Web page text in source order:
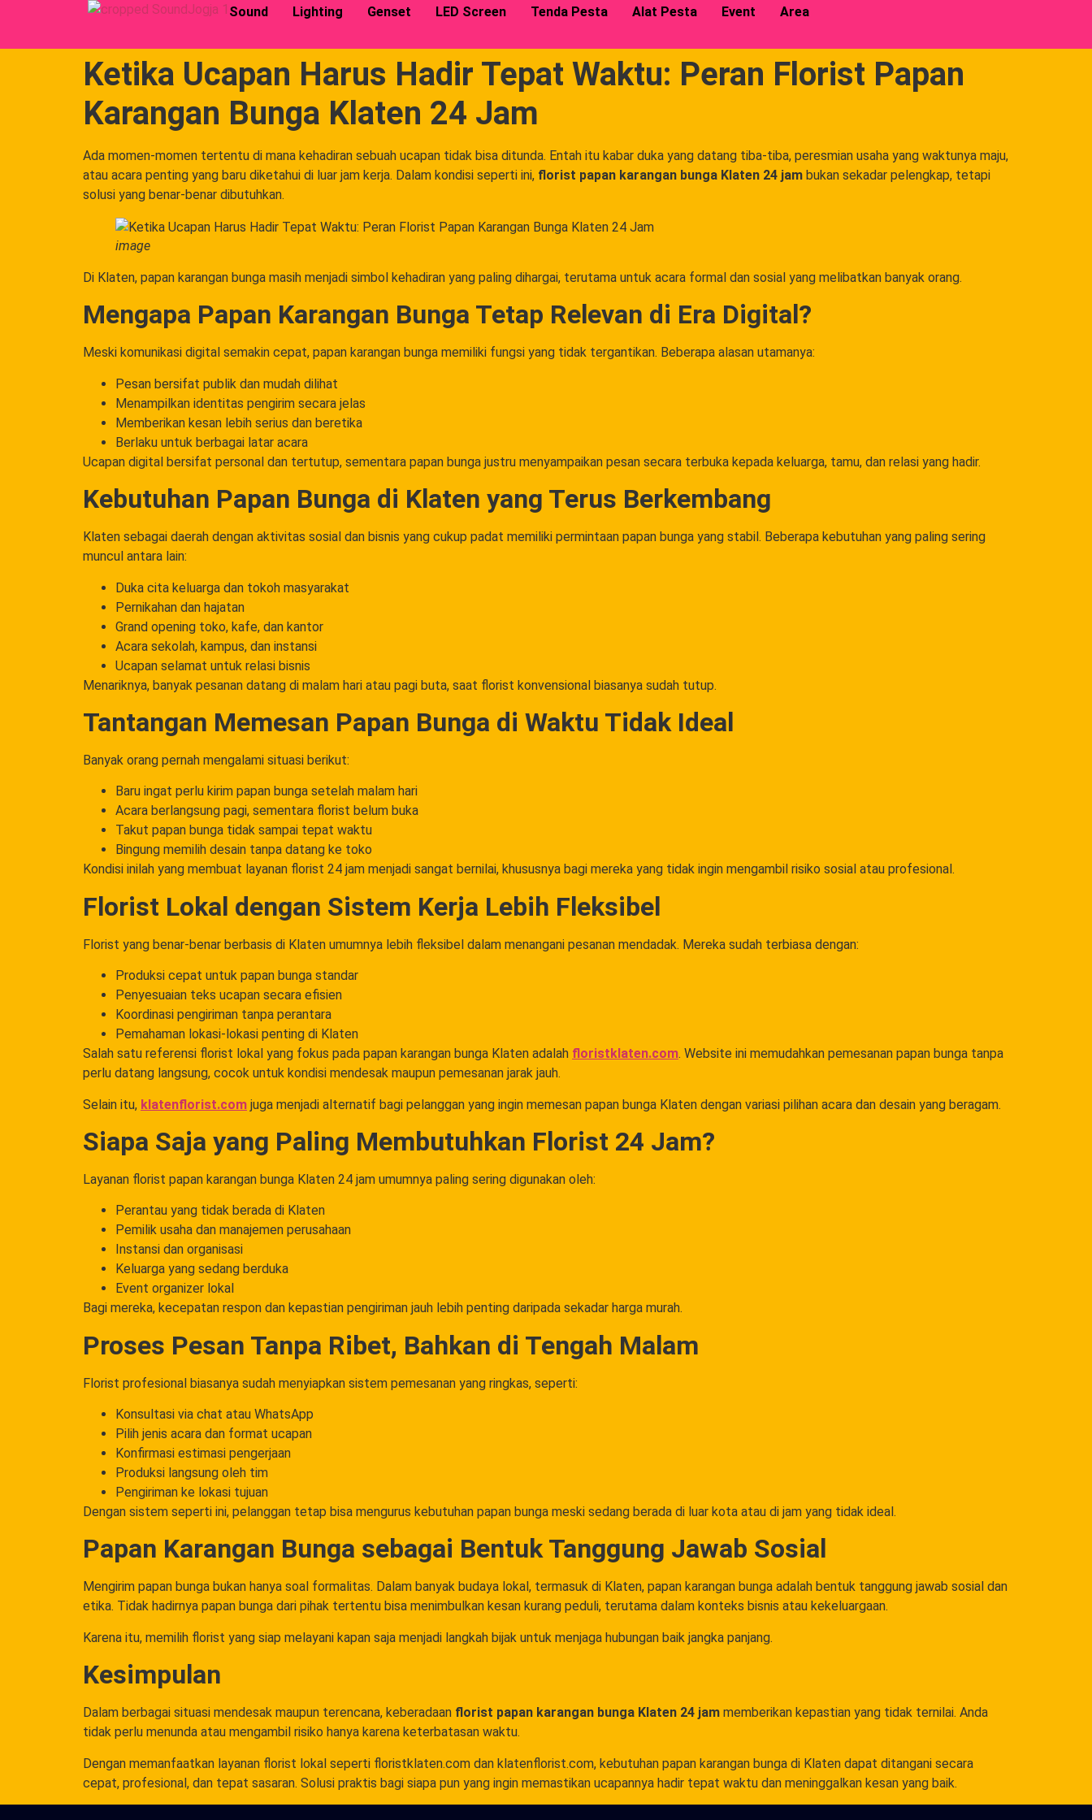
Sound Lighting Genset LED Screen Tenda Pesta Alat Pesta Event Area
Ketika Ucapan Harus Hadir Tepat Waktu: Peran Florist Papan
Karangan Bunga Klaten 24 Jam
Ada momen-momen tertentu di mana kehadiran sebuah ucapan tidak bisa ditunda. Entah itu kabar duka yang datang tiba-tiba, peresmian usaha yang waktunya maju,
atau acara penting yang baru diketahui di luar jam kerja. Dalam kondisi seperti ini, florist papan karangan bunga Klaten 24 jam bukan sekadar pelengkap, tetapi
solusi yang benar-benar dibutuhkan.
image
Di Klaten, papan karangan bunga masih menjadi simbol kehadiran yang paling dihargai, terutama untuk acara formal dan sosial yang melibatkan banyak orang.
Mengapa Papan Karangan Bunga Tetap Relevan di Era Digital?
Meski komunikasi digital semakin cepat, papan karangan bunga memiliki fungsi yang tidak tergantikan. Beberapa alasan utamanya:
Pesan bersifat publik dan mudah dilihat
Menampilkan identitas pengirim secara jelas
Memberikan kesan lebih serius dan beretika
Berlaku untuk berbagai latar acara
Ucapan digital bersifat personal dan tertutup, sementara papan bunga justru menyampaikan pesan secara terbuka kepada keluarga, tamu, dan relasi yang hadir.
Kebutuhan Papan Bunga di Klaten yang Terus Berkembang
Klaten sebagai daerah dengan aktivitas sosial dan bisnis yang cukup padat memiliki permintaan papan bunga yang stabil. Beberapa kebutuhan yang paling sering
muncul antara lain:
Duka cita keluarga dan tokoh masyarakat
Pernikahan dan hajatan
Grand opening toko, kafe, dan kantor
Acara sekolah, kampus, dan instansi
Ucapan selamat untuk relasi bisnis
Menariknya, banyak pesanan datang di malam hari atau pagi buta, saat florist konvensional biasanya sudah tutup.
Tantangan Memesan Papan Bunga di Waktu Tidak Ideal
Banyak orang pernah mengalami situasi berikut:
Baru ingat perlu kirim papan bunga setelah malam hari
Acara berlangsung pagi, sementara florist belum buka
Takut papan bunga tidak sampai tepat waktu
Bingung memilih desain tanpa datang ke toko
Kondisi inilah yang membuat layanan florist 24 jam menjadi sangat bernilai, khususnya bagi mereka yang tidak ingin mengambil risiko sosial atau profesional.
Florist Lokal dengan Sistem Kerja Lebih Fleksibel
Florist yang benar-benar berbasis di Klaten umumnya lebih fleksibel dalam menangani pesanan mendadak. Mereka sudah terbiasa dengan:
Produksi cepat untuk papan bunga standar
Penyesuaian teks ucapan secara efisien
Koordinasi pengiriman tanpa perantara
Pemahaman lokasi-lokasi penting di Klaten
Salah satu referensi florist lokal yang fokus pada papan karangan bunga Klaten adalah floristklaten.com. Website ini memudahkan pemesanan papan bunga tanpa
perlu datang langsung, cocok untuk kondisi mendesak maupun pemesanan jarak jauh.
Selain itu, klatenflorist.com juga menjadi alternatif bagi pelanggan yang ingin memesan papan bunga Klaten dengan variasi pilihan acara dan desain yang beragam.
Siapa Saja yang Paling Membutuhkan Florist 24 Jam?
Layanan florist papan karangan bunga Klaten 24 jam umumnya paling sering digunakan oleh:
Perantau yang tidak berada di Klaten
Pemilik usaha dan manajemen perusahaan
Instansi dan organisasi
Keluarga yang sedang berduka
Event organizer lokal
Bagi mereka, kecepatan respon dan kepastian pengiriman jauh lebih penting daripada sekadar harga murah.
Proses Pesan Tanpa Ribet, Bahkan di Tengah Malam
Florist profesional biasanya sudah menyiapkan sistem pemesanan yang ringkas, seperti:
Konsultasi via chat atau WhatsApp
Pilih jenis acara dan format ucapan
Konfirmasi estimasi pengerjaan
Produksi langsung oleh tim
Pengiriman ke lokasi tujuan
Dengan sistem seperti ini, pelanggan tetap bisa mengurus kebutuhan papan bunga meski sedang berada di luar kota atau di jam yang tidak ideal.
Papan Karangan Bunga sebagai Bentuk Tanggung Jawab Sosial
Mengirim papan bunga bukan hanya soal formalitas. Dalam banyak budaya lokal, termasuk di Klaten, papan karangan bunga adalah bentuk tanggung jawab sosial dan
etika. Tidak hadirnya papan bunga dari pihak tertentu bisa menimbulkan kesan kurang peduli, terutama dalam konteks bisnis atau kekeluargaan.
Karena itu, memilih florist yang siap melayani kapan saja menjadi langkah bijak untuk menjaga hubungan baik jangka panjang.
Kesimpulan
Dalam berbagai situasi mendesak maupun terencana, keberadaan florist papan karangan bunga Klaten 24 jam memberikan kepastian yang tidak ternilai. Anda
tidak perlu menunda atau mengambil risiko hanya karena keterbatasan waktu.
Dengan memanfaatkan layanan florist lokal seperti floristklaten.com dan klatenflorist.com, kebutuhan papan karangan bunga di Klaten dapat ditangani secara
cepat, profesional, dan tepat sasaran. Solusi praktis bagi siapa pun yang ingin memastikan ucapannya hadir tepat waktu dan meninggalkan kesan yang baik.